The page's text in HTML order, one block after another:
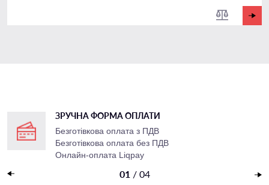
ЗРУЧНА ФОРМА ОПЛАТИ
Безготівкова оплата з ПДВ
Безготівкова оплата без ПДВ
Онлайн-оплата Liqpay
01 / 04